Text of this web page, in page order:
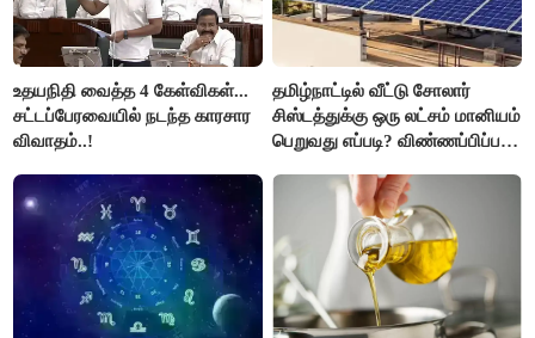
உதயநிதி வைத்த 4 கேள்விகள்...
சட்டப்பேரவையில் நடந்த காரசார
விவாதம்..!
தமிழ்நாட்டில் வீட்டு சோலார்
சிஸ்டத்துக்கு ஒரு லட்சம் மானியம்
பெறுவது எப்படி? விண்ணப்பிப்பது